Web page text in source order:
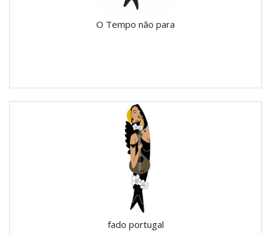
O Tempo não para
fado portugal